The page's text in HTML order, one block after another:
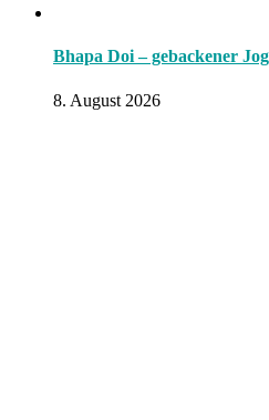
Bhapa Doi – gebackener
8. August 2026